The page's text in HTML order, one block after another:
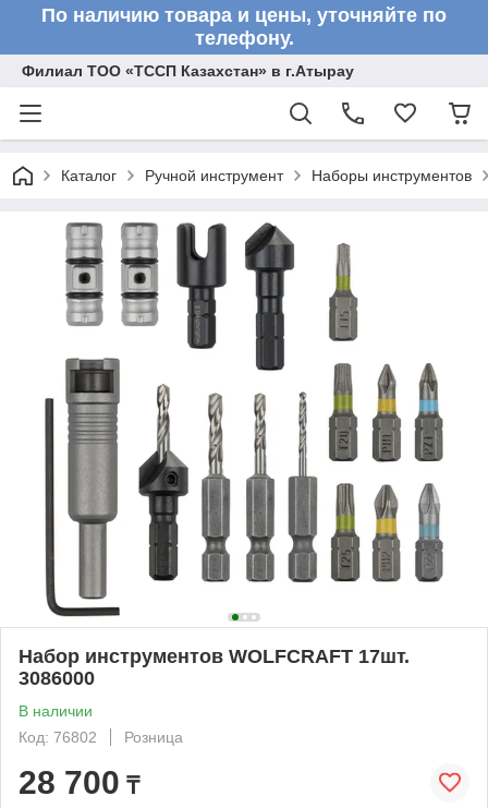
По наличию товара и цены, уточняйте по
телефону.
Филиал ТОО «ТССП Казахстан» в г.Атырау
Каталог Ручной инструмент Наборы инструментов
Набор инструментов WOLFCRAFT 17шт.
3086000
В наличии
Код: 76802
Розница
28 700 ₸